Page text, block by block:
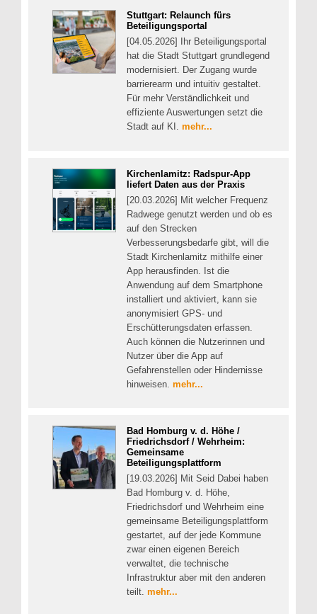
Stuttgart: Relaunch fürs
Beteiligungsportal
[04.05.2026] Ihr Beteiligungsportal
hat die Stadt Stuttgart grundlegend
modernisiert. Der Zugang wurde
barrierearm und intuitiv gestaltet.
Für mehr Verständlichkeit und
effiziente Auswertungen setzt die
Stadt auf KI. mehr...
Kirchenlamitz: Radspur-App
liefert Daten aus der Praxis
[20.03.2026] Mit welcher Frequenz
Radwege genutzt werden und ob es
auf den Strecken
Verbesserungsbedarfe gibt, will die
Stadt Kirchenlamitz mithilfe einer
App herausfinden. Ist die
Anwendung auf dem Smartphone
installiert und aktiviert, kann sie
anonymisiert GPS- und
Erschütterungsdaten erfassen.
Auch können die Nutzerinnen und
Nutzer über die App auf
Gefahrenstellen oder Hindernisse
hinweisen. mehr...
Bad Homburg v. d. Höhe /
Friedrichsdorf / Wehrheim:
Gemeinsame
Beteiligungsplattform
[19.03.2026] Mit Seid Dabei haben
Bad Homburg v. d. Höhe,
Friedrichsdorf und Wehrheim eine
gemeinsame Beteiligungsplattform
gestartet, auf der jede Kommune
zwar einen eigenen Bereich
verwaltet, die technische
Infrastruktur aber mit den anderen
teilt. mehr...